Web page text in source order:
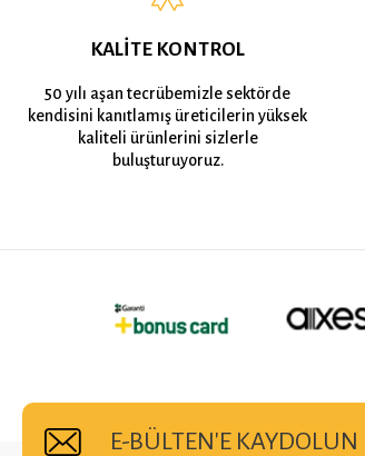
KALİTE KONTROL
50 yılı aşan tecrübemizle sektörde
kendisini kanıtlamış üreticilerin yüksek
kaliteli ürünlerini sizlerle
buluşturuyoruz.
E-BÜLTEN'E KAYDOLUN